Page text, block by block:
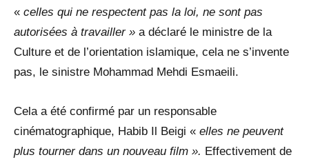
« celles qui ne respectent pas la loi, ne sont pas
autorisées à travailler » a déclaré le ministre de la
Culture et de l’orientation islamique, cela ne s’invente
pas, le sinistre Mohammad Mehdi Esmaeili.
Cela a été confirmé par un responsable
cinématographique, Habib Il Beigi « elles ne peuvent
plus tourner dans un nouveau film ». Effectivement de